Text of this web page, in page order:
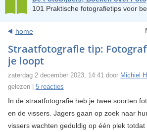
101 Praktische fotografietips voor
home
Straatfotografie tip:
je loopt
zaterdag 2 december 2023, 14:41 door Michiel
gelezen | 5 reacties
In de straatfotografie heb je twee soorten
en de vissers. Jagers gaan op zoek naar
vissers wachten geduldig op één plek